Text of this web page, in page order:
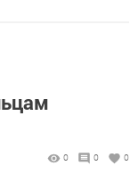
0 0 0